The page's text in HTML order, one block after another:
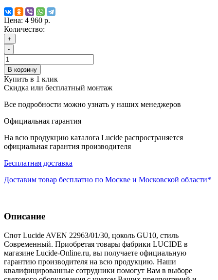
Цена: 4 960 р.
Количество:
+
-
В корзину
Купить в 1 клик
Скидка или бесплатный монтаж
Все подробности можно узнать у наших менеджеров
Официальная гарантия
На всю продукцию каталога Lucide распространяется
официальная гарантия производителя
Бесплатная доставка
Доставим товар бесплатно по Москве и Московской области*
Описание
Спот Lucide AVEN 22963/01/30, цоколь GU10, стиль
Современный. Приобретая товары фабрики LUCIDE в
магазине Lucide-Online.ru, вы получаете официальную
гарантию производителя на всю продукцию. Наши
квалифицированные сотрудники помогут Вам в выборе